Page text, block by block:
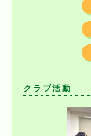
クラブ活動